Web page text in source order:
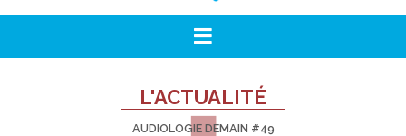
L'ACTUALITÉ
AUDIOLOGIE DEMAIN #49